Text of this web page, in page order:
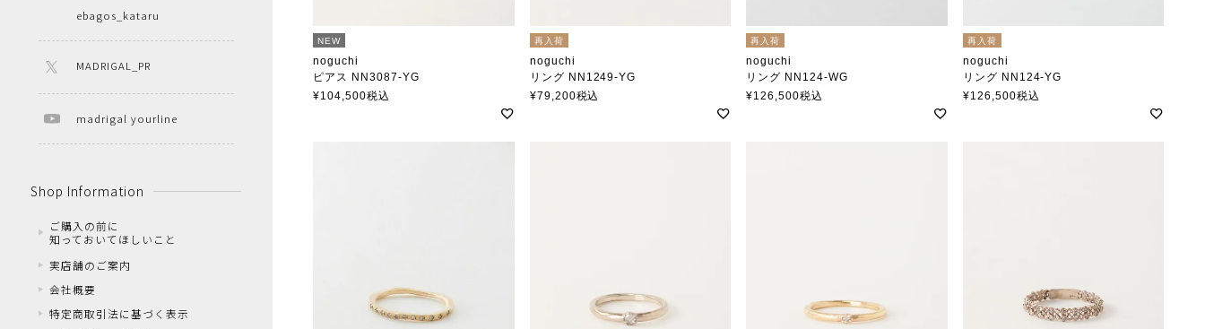
NEW
noguchi
ピアス NN3087-YG
ノグチ
¥104,500税込
再入荷
noguchi
リング NN1249-YG
ノグチ
¥79,200税込
再入荷
noguchi
リング NN124-WG
ノグチ
¥126,500税込
再入荷
noguchi
リング NN124-YG
ノグチ
¥126,500税込
ebagos_kataru
MADRIGAL_PR
madrigal yourline
Shop Information
ご購入の前に
知っておいてほしいこと
実店舗のご案内
会社概要
特定商取引法に基づく表示